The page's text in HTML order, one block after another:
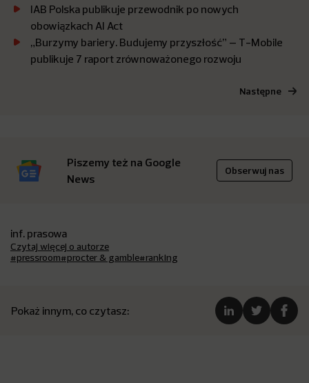
IAB Polska publikuje przewodnik po nowych
obowiązkach AI Act
„Burzymy bariery. Budujemy przyszłość” – T-Mobile
publikuje 7 raport zrównoważonego rozwoju
Następne
Piszemy też na Google
News
Obserwuj nas
inf. prasowa
Czytaj więcej o autorze
#pressroom#procter & gamble#ranking
Pokaż innym, co czytasz: